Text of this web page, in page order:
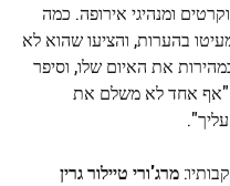
ומנהיגי אירופה. כמה
בהערות, והציעו שהוא לא
את האיום שלו, וסיפר
"אף אחד לא משלם את
מרג'ורי טיילור גרין